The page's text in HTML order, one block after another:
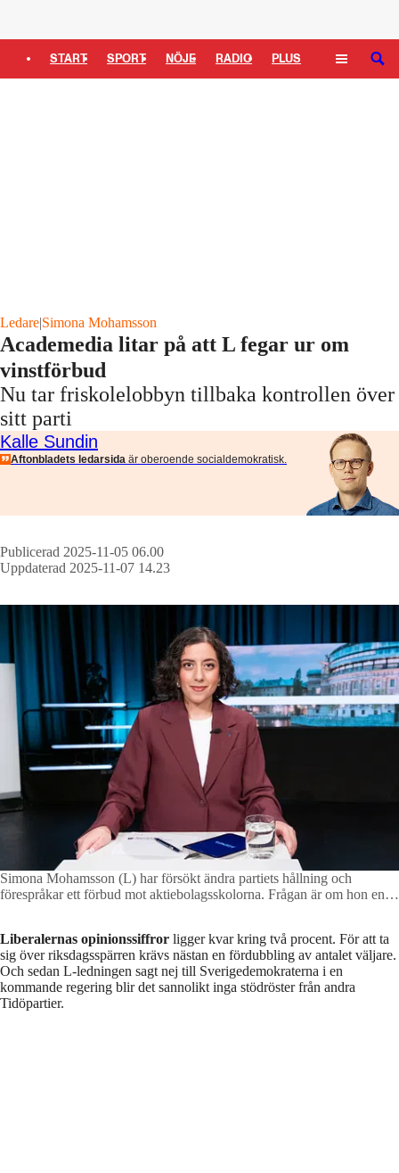
START SPORT NÖJE RADIO PLUS SÖK
Ledare|Simona Mohamsson
Academedia litar på att L fegar ur om
vinstförbud
Nu tar friskolelobbyn tillbaka kontrollen över
sitt parti
Kalle Sundin
Aftonbladets ledarsida är oberoende socialdemokratisk.
Publicerad 2025-11-05 06.00
Uppdaterad 2025-11-07 14.23
Simona Mohamsson (L) har försökt ändra partiets hållning och
förespråkar ett förbud mot aktiebolagsskolorna. Frågan är om hon ens
Liberalernas opinionssiffror ligger kvar kring två procent. För att ta
sig över riksdagsspärren krävs nästan en fördubbling av antalet väljare.
Och sedan L-ledningen sagt nej till Sverigedemokraterna i en
kommande regering blir det sannolikt inga stödröster från andra
Tidöpartier.